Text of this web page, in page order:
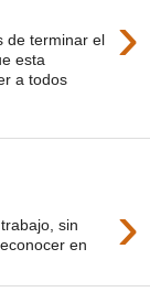
›
de terminar el
esta
a todos
›
sin
en